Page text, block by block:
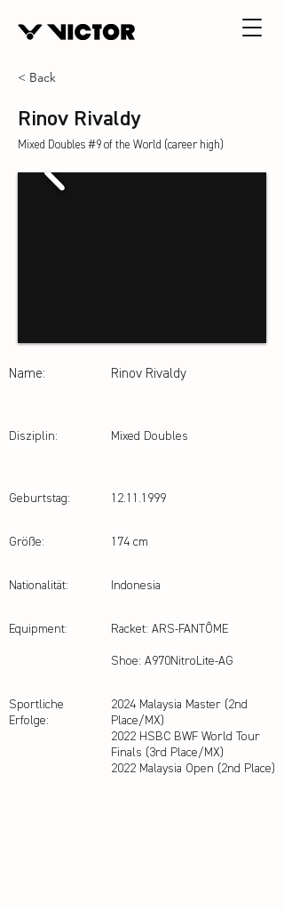
< Back
Rinov Rivaldy
Mixed Doubles #9 of the World (career high)
Name: Rinov Rivaldy
Disziplin: Mixed Doubles
Geburtstag:
Größe:
Nationalität:
Equipment:
Sportliche
Erfolge:
12.11.1999
174 cm
Indonesia
Racket: ARS-FANTÔME
Shoe: A970NitroLite-AG
2024 Malaysia Master (2nd
Place/MX)
2022 HSBC BWF World Tour
Finals (3rd Place/MX)
2022 Malaysia Open (2nd Place)